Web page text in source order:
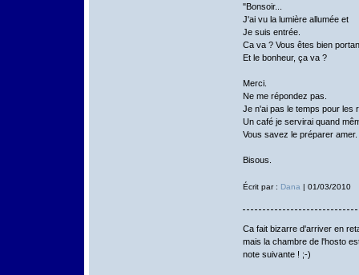
"Bonsoir...
J'ai vu la lumière allumée et
Je suis entrée.
Ca va ? Vous êtes bien
Et le bonheur, ça va ?
Merci.
Ne me répondez pas.
Je n'ai pas le temps pour les
Un café je servirai quand
Vous savez le préparer amer.
Bisous.
Écrit par : Dana | 01/03/2010
Ca fait bizarre d'arriver en
mais la chambre de l'hosto
note suivante ! ;-)